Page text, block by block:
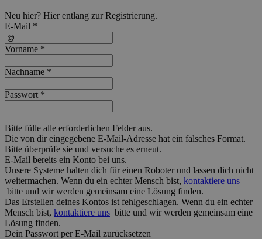
Neu hier? Hierentlang zur Registrierung.
E-Mail *
Vorname *
Nachname *
Passwort *
Bitte fülle alle erforderlichen Felder aus.
Die von dir eingegebene E-Mail-Adresse hat ein falsches Format.
Bitte überprüfe sie und versuche es erneut.
E-Mail bereits ein Konto bei uns.
Unsere Systeme halten dich für einen Roboter und lassen dich nicht
weitermachen. Wenn du ein echter Mensch bist, kontaktiere uns
bitte und wir werden gemeinsam eine Lösung finden.
Das Erstellen deines Kontos ist fehlgeschlagen. Wenn du ein echter
Mensch bist, kontaktiere uns bitte und wir werden gemeinsam eine
Lösung finden.
Dein Passwort per E-Mail zurücksetzen